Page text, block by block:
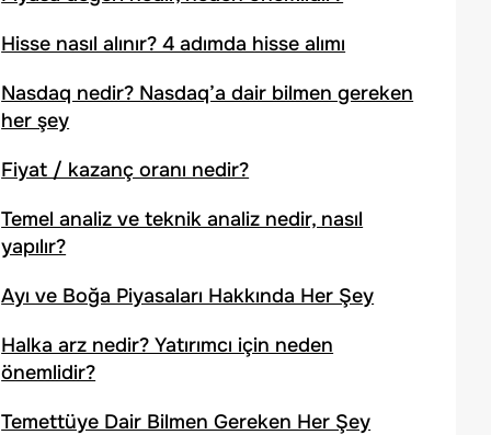
Hisse nasıl alınır? 4 adımda hisse alımı
Nasdaq nedir? Nasdaq’a dair bilmen gereken
her şey
Fiyat / kazanç oranı nedir?
Temel analiz ve teknik analiz nedir, nasıl
yapılır?
Ayı ve Boğa Piyasaları Hakkında Her Şey
Halka arz nedir? Yatırımcı için neden
önemlidir?
Temettüye Dair Bilmen Gereken Her Şey